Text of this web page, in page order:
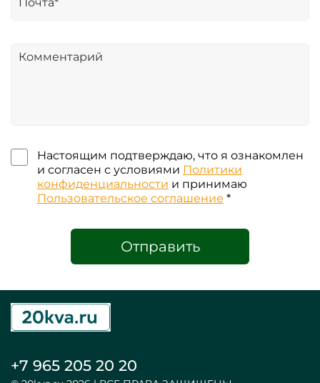
Настоящим подтверждаю, что я ознакомлен
и согласен с условиями Политики
конфиденциальности и принимаю
Пользовательское соглашение *
Отправить
+7 965 205 20 20